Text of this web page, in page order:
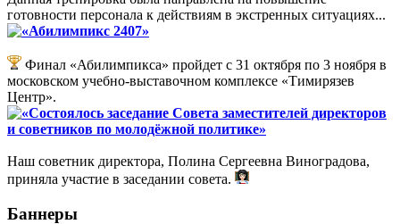
готовности персонала к действиям в экстренных ситуациях...
«Абилимпикс 2407»
Финал «Абилимпикса» пройдет с 31 октября по 3 ноября в
московском учебно-выставочном комплексе «Тимирязев
Центр».
«Состоялось заседание Совета заместителей директоров
и советников по молодёжной политике»
Наш советник директора, Полина Сергеевна Виноградова,
приняла участие в заседании совета.
Баннеры